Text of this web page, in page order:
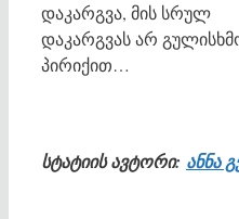
დაკარგვა, მის სრულ
დაკარგვას არ
პირიქით…
სტატიის ავტორი: ანნა